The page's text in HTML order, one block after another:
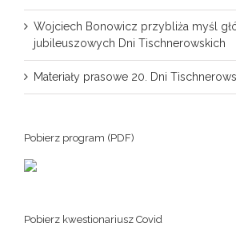
Wojciech Bonowicz przybliża myśl
jubileuszowych Dni Tischnerowskich
Materiały prasowe 20. Dni
Pobierz program (PDF)
Pobierz kwestionariusz Covid